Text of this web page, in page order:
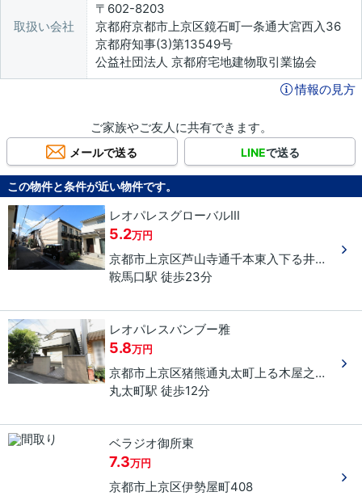
取扱い会社
〒602-8203
京都府京都市上京区鏡石町一条通大宮西入36
京都府知事(3)第13549号
公益社団法人 京都府宅地建物取引業協会
情報の見方
ご家族やご友人に共有できます。
メールで送る LINEで送る
この物件と条件が近い物件です。
レオパレスグローバルⅢ
5.2万円
京都市上京区芦山寺通千本東入下る井田町
９
鞍馬口駅 徒歩23分
レオパレスバンブー雅
5.8万円
京都市上京区猪熊通丸太町上る木屋之町
４９
丸太町駅 徒歩12分
ベラジオ御所東
7.3万円
京都市上京区伊勢屋町408